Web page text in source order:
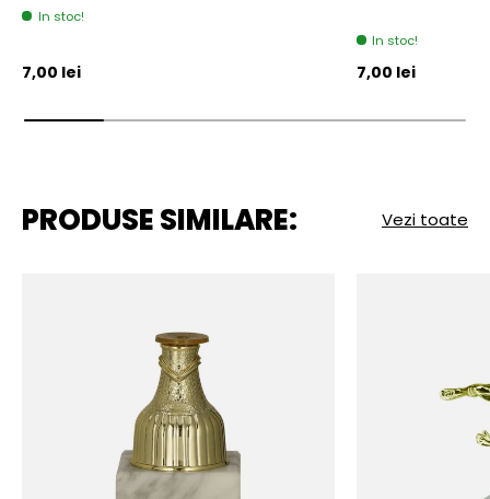
In stoc!
Pret initial
7,00 lei
In stoc!
Pret initial
7,00 lei
PRODUSE SIMILARE: Vezi toate